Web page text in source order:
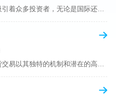
期货市场一直以其独特的魅力吸引着众多投资者，无论是国际还是国内场景下，其波澜壮阔的市场行情都给予了投资者无限遐想。今天，我们将深入探讨一个特别的问题——"国内期货可以做空吗"？这个问题不仅关乎投资者的策略布局，更涉及到期货市场机制的基本理解。在深入探讨之前，我们首先需要明确几个期货市场的基础概念。期货，是指在标准化合约基础上，双方承诺在未来某一特定时间以约定价格买卖一定数量的商品或金融产品的合约。它允訸投资者通过买入（做多）或卖出（做空）合约来预测未来价格的变动。我们来揭开国